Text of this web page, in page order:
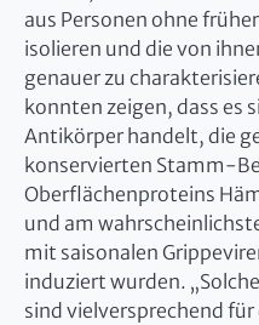
aus Personen ohne
isolieren und die von
genauer zu
konnten zeigen, dass es
Antikörper handelt, die
konservierten Stamm-
Oberflächenproteins
und am
mit saisonalen
induziert wurden.
sind vielversprechend